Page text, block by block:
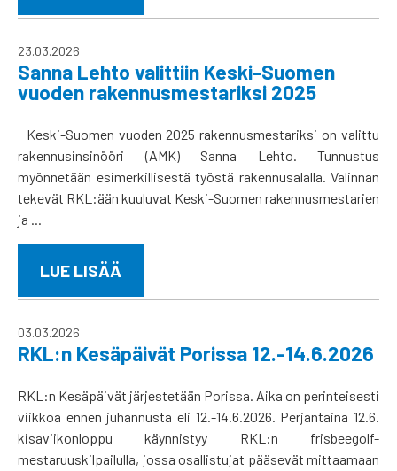
23.03.2026
Sanna Lehto valittiin Keski-Suomen
vuoden rakennusmestariksi 2025
Keski-Suomen vuoden 2025 rakennusmestariksi on valittu
rakennusinsinööri (AMK) Sanna Lehto. Tunnustus
myönnetään esimerkillisestä työstä rakennusalalla. Valinnan
tekevät RKL:ään kuuluvat Keski-Suomen rakennusmestarien
ja ...
LUE LISÄÄ
03.03.2026
RKL:n Kesäpäivät Porissa 12.-14.6.2026
RKL:n Kesäpäivät järjestetään Porissa. Aika on perinteisesti
viikkoa ennen juhannusta eli 12.-14.6.2026. Perjantaina 12.6.
kisaviikonloppu käynnistyy RKL:n frisbeegolf-
mestaruuskilpailulla, jossa osallistujat pääsevät mittaamaan